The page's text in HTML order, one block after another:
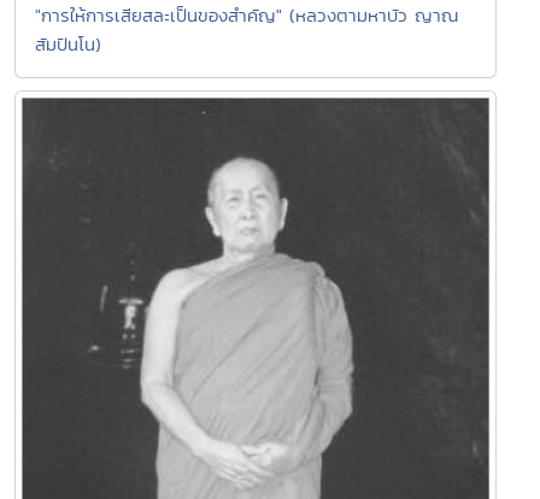
"การให้การเสียสละเป็นของสำคัญ" (หลวงตามหาบัว ญาณ
สัมปันโน)